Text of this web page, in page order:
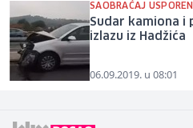
SAOBRAĆAJ USPOREN
Sudar kamiona i
izlazu iz Hadžića
06.09.2019. u 08:01